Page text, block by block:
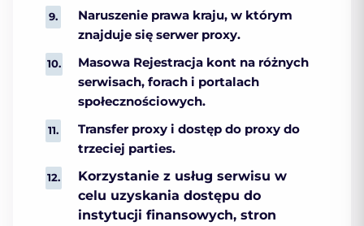
Naruszenie prawa kraju, w którym
znajduje się serwer proxy.
Masowa Rejestracja kont na różnych
serwisach, forach i portalach
społecznościowych.
Transfer proxy i dostęp do proxy do
trzeciej parties.
Korzystanie z usług serwisu w
celu uzyskania dostępu do
instytucji finansowych, stron